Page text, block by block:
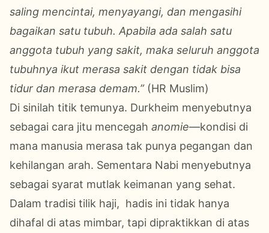
saling mencintai, menyayangi, dan mengasihi
bagaikan satu tubuh. Apabila ada salah satu
anggota tubuh yang sakit, maka seluruh anggota
tubuhnya ikut merasa sakit dengan tidak bisa
tidur dan merasa demam.”(HR Muslim)
Di sinilah titik temunya. Durkheim menyebutnya
sebagai cara jitu mencegah anomie—kondisi di
mana manusia merasa tak punya pegangan dan
kehilangan arah. Sementara Nabi menyebutnya
sebagai syarat mutlak keimanan yang sehat.
Dalam tradisi tilik haji, hadis ini tidak hanya
dihafal di atas mimbar, tapi dipraktikkan di atas